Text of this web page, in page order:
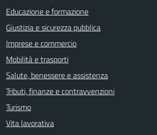
Educazione e formazione
Giustizia e sicurezza pubblica
Imprese e commercio
Mobilità e trasporti
Salute, benessere e assistenza
Tributi, finanze e contravvenzioni
Turismo
Vita lavorativa